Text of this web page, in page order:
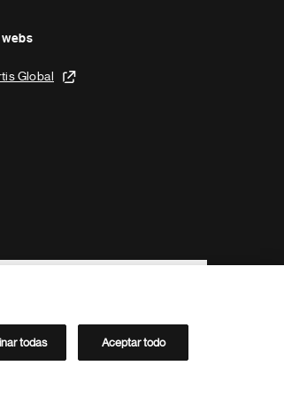
webs
Global
Directorio de Novartis
todas Aceptar todo